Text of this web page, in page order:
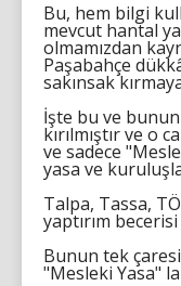
Bu, hem bilgi
mevcut hantal
olmamızdan
Paşabahçe
sakınsak
İşte bu ve
kırılmıştır ve o
ve sadece
yasa ve
Talpa, Tassa,
yaptırım
Bunun tek
"Mesleki Yasa"